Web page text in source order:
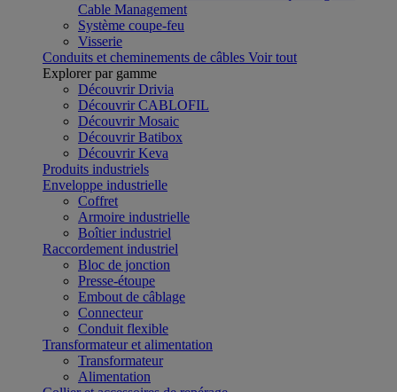
Cable Management
Système coupe-feu
Visserie
Conduits et cheminements de câbles Voir tout
Explorer par gamme
Découvrir Drivia
Découvrir CABLOFIL
Découvrir Mosaic
Découvrir Batibox
Découvrir Keva
Produits industriels
Enveloppe industrielle
Coffret
Armoire industrielle
Boîtier industriel
Raccordement industriel
Bloc de jonction
Presse-étoupe
Embout de câblage
Connecteur
Conduit flexible
Transformateur et alimentation
Transformateur
Alimentation